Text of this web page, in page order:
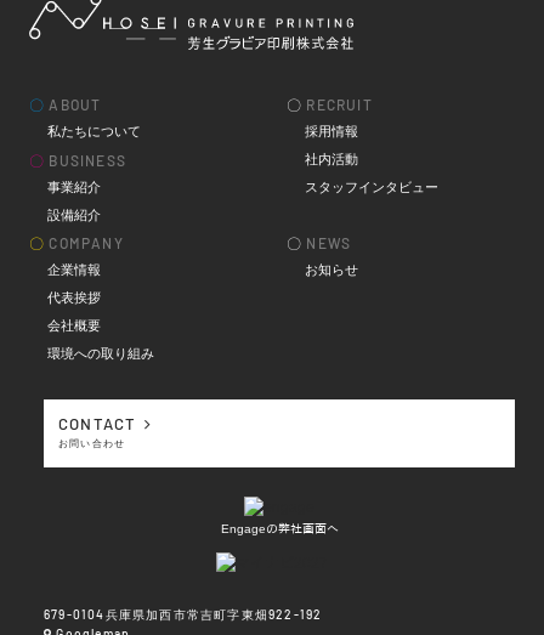
〇 ABOUT 〇 RECRUIT
私たちについて 採用情報
〇 BUSINESS
社内活動
事業紹介
スタッフインタビュー
設備紹介
〇 COMPANY 〇 NEWS
企業情報
お知らせ
代表挨拶
会社概要
環境への取り組み
CONTACT
お問い合わせ
Engageの弊社画面へ
679-0104兵庫県加西市常吉町字東畑922-192